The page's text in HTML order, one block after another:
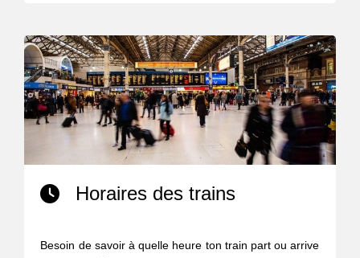
Horaires des trains
Besoin de savoir à quelle heure ton train part ou arrive